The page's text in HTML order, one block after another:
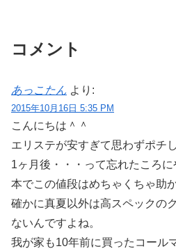
コメント
あっこたん より:
2015年10月16日 5:35 PM
こんにちは＾＾
エリステが安すぎて思わずポチ
1ヶ月後・・・って忘れたころ
本でこの値段はめちゃくちゃ助
確かに真夏以外は高スペックの
ないんですよね。
我が家も10年前に買ったコール